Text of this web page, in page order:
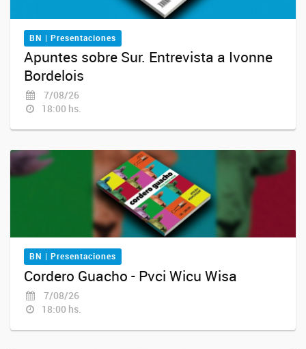
BN | Presentaciones
Apuntes sobre Sur. Entrevista a Ivonne
Bordelois
7/08/26
18:00 hs.
BN | Presentaciones
Cordero Guacho - Pvci Wicu Wisa
7/08/26
18:00 hs.